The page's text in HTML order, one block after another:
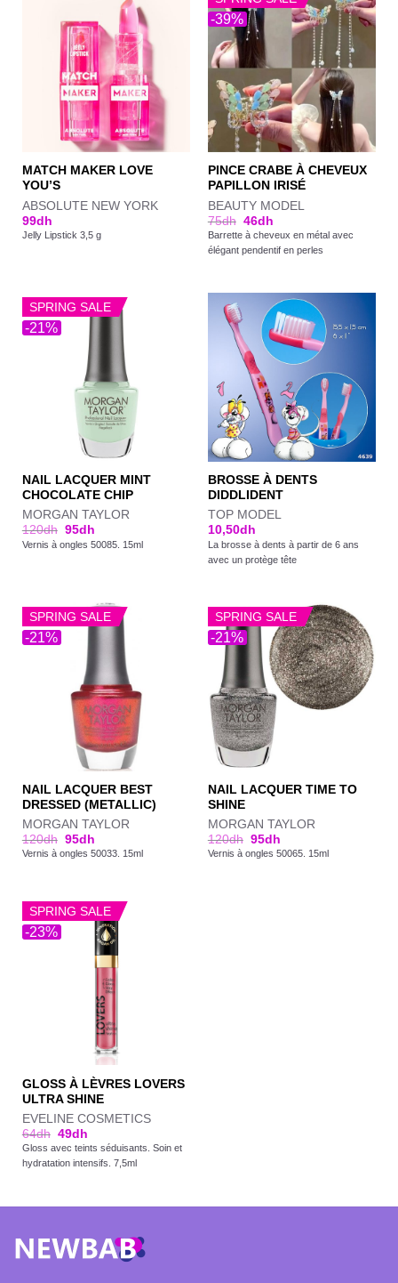
MATCH MAKER LOVE
YOU’S
ABSOLUTE NEW YORK
99dh
Jelly Lipstick 3,5 g
-39%
PINCE CRABE À CHEVEUX
PAPILLON IRISÉ
BEAUTY MODEL
75dh 46dh
Barrette à cheveux en métal avec
élégant pendentif en perles
-21%
SPRING SALE
NAIL LACQUER MINT
CHOCOLATE CHIP
MORGAN TAYLOR
120dh 95dh
Vernis à ongles 50085. 15ml
BROSSE À DENTS
DIDDLIDENT
TOP MODEL
10,50dh
La brosse à dents à partir de 6 ans
avec un protège tête
-21%
SPRING SALE
NAIL LACQUER BEST
DRESSED (METALLIC)
MORGAN TAYLOR
120dh 95dh
Vernis à ongles 50033. 15ml
-21%
SPRING SALE
NAIL LACQUER TIME TO
SHINE
MORGAN TAYLOR
120dh 95dh
Vernis à ongles 50065. 15ml
-23%
SPRING SALE
GLOSS À LÈVRES LOVERS
ULTRA SHINE
EVELINE COSMETICS
64dh 49dh
Gloss avec teints séduisants. Soin et
hydratation intensifs. 7,5ml